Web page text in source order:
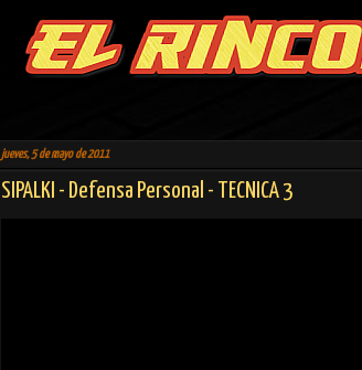
jueves, 5 de mayo de 2011
SIPALKI - Defensa Personal - TECNICA 3